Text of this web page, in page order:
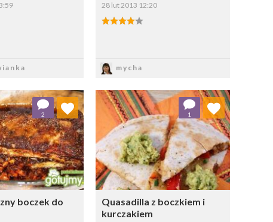
28 lut 2013 12:20
mycha
boczek do
2
do ulubionych
Wybierz listę:
Quasadilla z boczkiem i
kurczakiem
1
Dodaj do ulubionych
Wybierz listę: